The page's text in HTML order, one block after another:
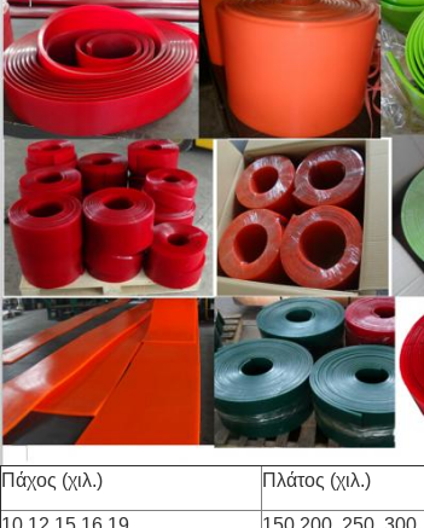
Πάχος (χιλ.) Πλάτος (χιλ.)